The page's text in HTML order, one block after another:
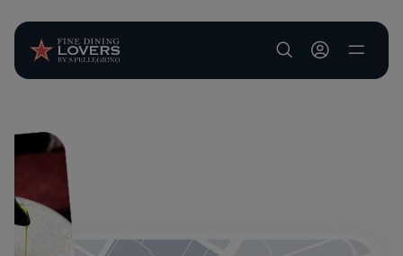
User account